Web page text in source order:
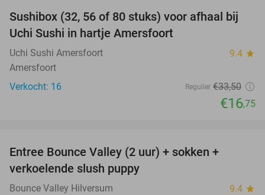
50%
Sushibox (32, 56 of 80 stuks) voor afhaal bij
Uchi Sushi in hartje Amersfoort
Uchi Sushi Amersfoort 9.4 star
Amersfoort
Verkocht: 16
Regulier €33,50
€16,75
Entree Bounce Valley (2 uur) + sokken +
verkoelende slush puppy
Bounce Valley Hilversum 9.4 star